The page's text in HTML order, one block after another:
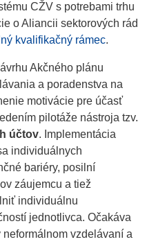
CŽV s potrebami trhu
o Aliancii sektorových rád
kvalifikačný rámec.
Akčného plánu
a poradenstva na
motivácie pre účasť
pilotáže nástroja tzv.
účtov. Implementácia
individuálnych
bariéry, posilní
záujemcu a tiež
individuálnu
jednotlivca. Očakáva
vzdelávaní a